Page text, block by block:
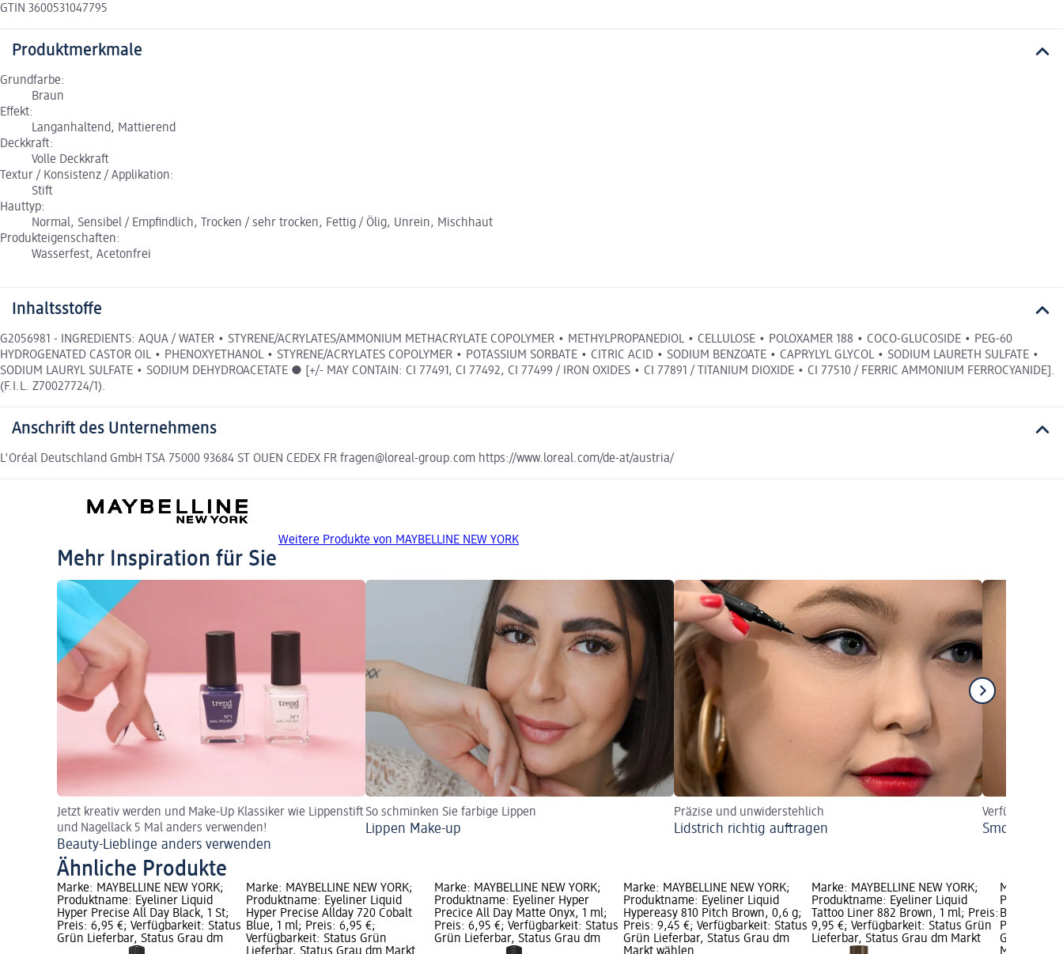
GTIN 3600531047795
Produktmerkmale
Grundfarbe:
Braun
Effekt:
Langanhaltend, Mattierend
Deckkraft:
Volle Deckkraft
Textur / Konsistenz / Applikation:
Stift
Hauttyp:
Normal, Sensibel / Empfindlich, Trocken / sehr trocken, Fettig / Ölig, Unrein, Mischhaut
Produkteigenschaften:
Wasserfest, Acetonfrei
Inhaltsstoffe
G2056981 - INGREDIENTS: AQUA / WATER • STYRENE/ACRYLATES/AMMONIUM METHACRYLATE COPOLYMER • METHYLPROPANEDIOL • CELLULOSE • POLOXAMER 188 • COCO-GLUCOSIDE • PEG-60
HYDROGENATED CASTOR OIL • PHENOXYETHANOL • STYRENE/ACRYLATES COPOLYMER • POTASSIUM SORBATE • CITRIC ACID • SODIUM BENZOATE • CAPRYLYL GLYCOL • SODIUM LAURETH SULFATE •
SODIUM LAURYL SULFATE • SODIUM DEHYDROACETATE ● [+/- MAY CONTAIN: CI 77491, CI 77492, CI 77499 / IRON OXIDES • CI 77891 / TITANIUM DIOXIDE • CI 77510 / FERRIC AMMONIUM FERROCYANIDE].
(F.I.L. Z70027724/1).
Anschrift des Unternehmens
L'Oréal Deutschland GmbH TSA 75000 93684 ST OUEN CEDEX FR fragen@loreal-group.com https://www.loreal.com/de-at/austria/
Weitere Produkte von MAYBELLINE NEW YORK
Mehr Inspiration für Sie
Jetzt kreativ werden und Make-Up Klassiker wie Lippenstift
und Nagellack 5 Mal anders verwenden!
Beauty-Lieblinge anders verwenden
So schminken Sie farbige Lippen
Lippen Make-up
Präzise und unwiderstehlich
Lidstrich richtig auftragen Smokey
Ähnliche Produkte
Marke: MAYBELLINE NEW YORK;
Produktname: Eyeliner Liquid
Hyper Precise All Day Black, 1 St;
Preis: 6,95 €; Verfügbarkeit: Status
Grün Lieferbar, Status Grau dm
Marke: MAYBELLINE NEW YORK;
Produktname: Eyeliner Liquid
Hyper Precise Allday 720 Cobalt
Blue, 1 ml; Preis: 6,95 €;
Verfügbarkeit: Status Grün
Marke: MAYBELLINE NEW YORK;
Produktname: Eyeliner Hyper
Precice All Day Matte Onyx, 1 ml;
Preis: 6,95 €; Verfügbarkeit: Status
Grün Lieferbar, Status Grau dm
Marke: MAYBELLINE NEW YORK;
Produktname: Eyeliner Liquid
Hypereasy 810 Pitch Brown, 0,6 g;
Preis: 9,45 €; Verfügbarkeit: Status
Grün Lieferbar, Status Grau dm
Marke: MAYBELLINE NEW YORK;
Produktname: Eyeliner Liquid
Tattoo Liner 882 Brown, 1 ml; Preis:
9,95 €; Verfügbarkeit: Status Grün
Lieferbar, Status Grau dm Markt
Marke:
Brush Tip
Preis: 9,45
Grün